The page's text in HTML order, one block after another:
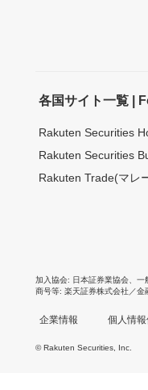
各国サイト一覧 |
Rakuten Securities
Rakuten Securities
Rakuten Trade(マレ
加入協会 日本証券業協会 一
商号等 楽天証券株式会社／
企業情報 個人情
© Rakuten Securities, Inc.